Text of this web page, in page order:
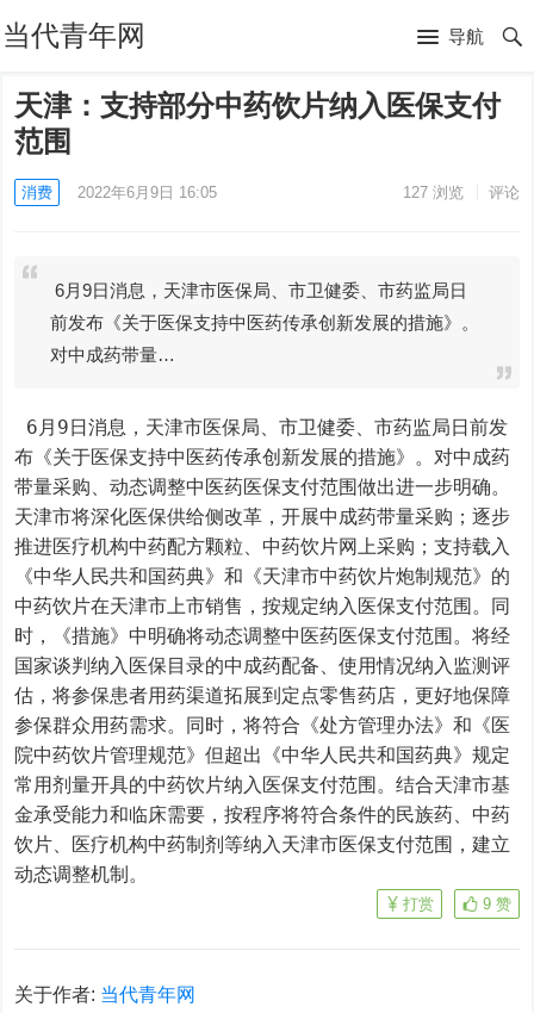
当代青年网 导航
天津：支持部分中药饮片纳入医保支付
范围
消费 2022年6月9日 16:05 127浏览 评论
6月9日消息，天津市医保局、市卫健委、市药监局日
前发布《关于医保支持中医药传承创新发展的措施》。
对中成药带量…
6月9日消息，天津市医保局、市卫健委、市药监局日前发
布《关于医保支持中医药传承创新发展的措施》。对中成药
带量采购、动态调整中医药医保支付范围做出进一步明确。
天津市将深化医保供给侧改革，开展中成药带量采购；逐步
推进医疗机构中药配方颗粒、中药饮片网上采购；支持载入
《中华人民共和国药典》和《天津市中药饮片炮制规范》的
中药饮片在天津市上市销售，按规定纳入医保支付范围。同
时，《措施》中明确将动态调整中医药医保支付范围。将经
国家谈判纳入医保目录的中成药配备、使用情况纳入监测评
估，将参保患者用药渠道拓展到定点零售药店，更好地保障
参保群众用药需求。同时，将符合《处方管理办法》和《医
院中药饮片管理规范》但超出《中华人民共和国药典》规定
常用剂量开具的中药饮片纳入医保支付范围。结合天津市基
金承受能力和临床需要，按程序将符合条件的民族药、中药
饮片、医疗机构中药制剂等纳入天津市医保支付范围，建立
动态调整机制。
9 赞
打赏
关于作者: 当代青年网